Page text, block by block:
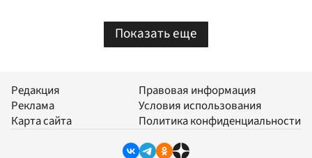
Показать еще
Редакция
Реклама
Карта сайта
Правовая информация
Условия использования
Политика конфиденциальности